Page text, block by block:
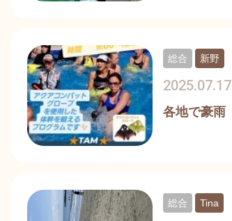
各地で豪雨
2025.07.17
総合 新野
総合 Tina